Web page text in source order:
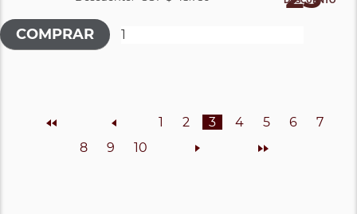
Inicio Anterior 1 2 3 4 5 6
7
8
9 10 Siguiente Final